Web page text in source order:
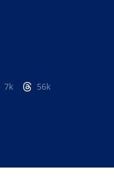
7k 56k